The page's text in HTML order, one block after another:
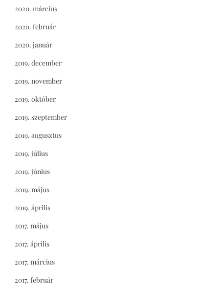
2020. március
2020. február
2020. január
2019. december
2019. november
2019. október
2019. szeptember
2019. augusztus
2019. július
2019. június
2019. május
2019. április
2017. május
2017. április
2017. március
2017. február